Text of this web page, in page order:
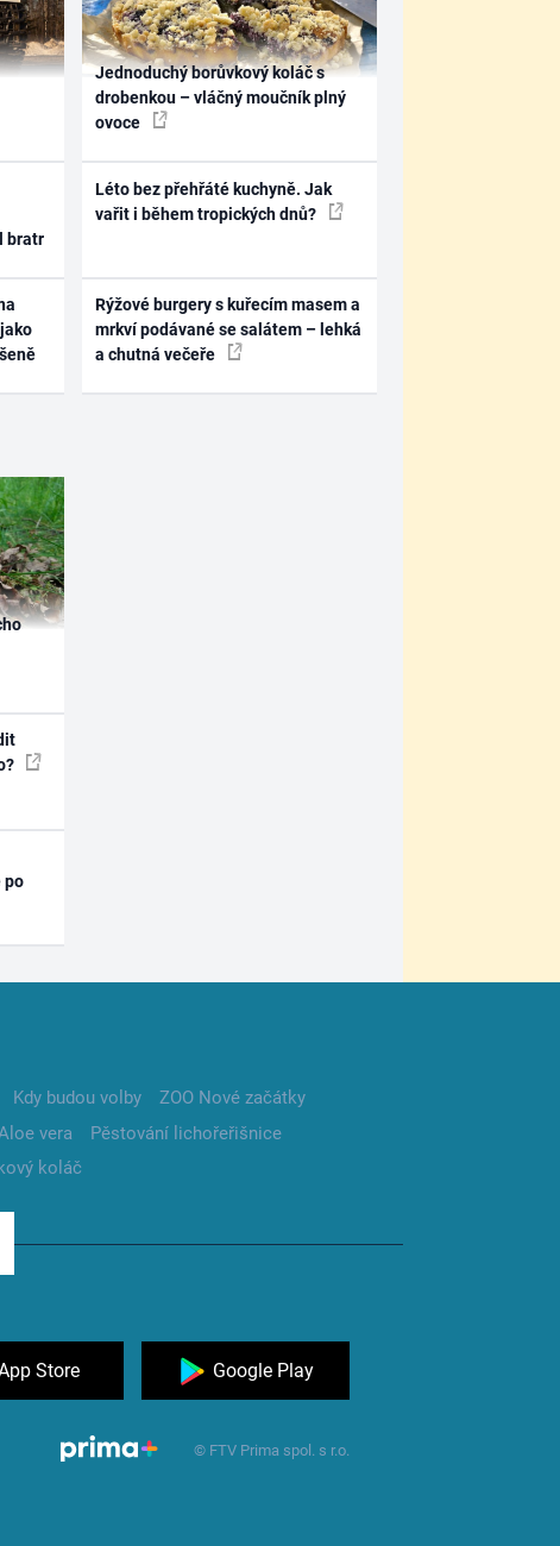
bratr
Jednoduchý borůvkový koláč s
drobenkou – vláčný moučník plný
ovoce
Léto bez přehřáté kuchyně. Jak
vařit i během tropických dnů?
Rýžové burgery s kuřecím masem a
mrkví podávané se salátem – lehká
a chutná večeře
po
Kdy budou volby
ZOO Nové začátky
vera
Pěstování lichořeřišnice
koláč
Store Google Play
© FTV Prima spol. s r.o.